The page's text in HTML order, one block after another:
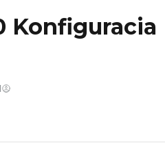
Konfiguracia